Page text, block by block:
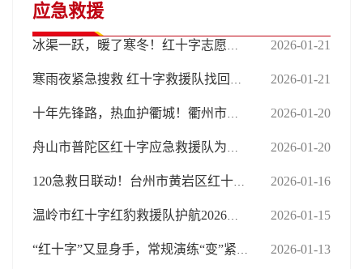
应急救援
冰渠一跃，暖了寒冬！红十字志愿者六米深渠中勇救施工人员 2026-01-21
寒雨夜紧急搜救 红十字救援队找回走失老人 2026-01-21
十年先锋路，热血护衢城！衢州市先锋红十字应急救援队十周年庆典圆满落幕 2026-01-20
舟山市普陀区红十字应急救援队为老年人举办消防技能培训 2026-01-20
120急救日联动！台州市黄岩区红十字应急救援队携手多方打造“救”在身边的安全防线 2026-01-16
温岭市红十字红豹救援队护航2026黄金海岸方山越野赛 2026-01-15
“红十字”又显身手，常规演练“变”紧急救援 2026-01-13